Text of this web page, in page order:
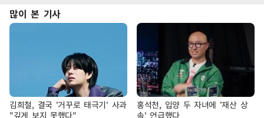
많이 본 기사
김희철, 결국 '거꾸로 태극기' 사과
"깊게 보지 못했다"
홍석천, 입양 두 자녀에 '재산 상
속' 언급했다